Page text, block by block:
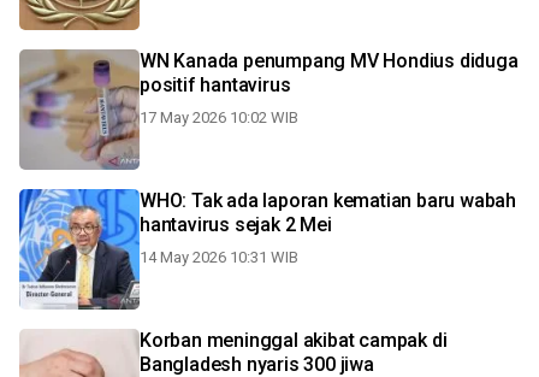
WN Kanada penumpang MV Hondius diduga
positif hantavirus
17 May 2026 10:02 WIB
WHO: Tak ada laporan kematian baru wabah
hantavirus sejak 2 Mei
14 May 2026 10:31 WIB
Korban meninggal akibat campak di
Bangladesh nyaris 300 jiwa